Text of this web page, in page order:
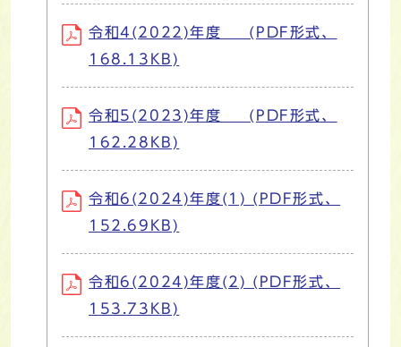
令和4(2022)年度 (PDF形式、
168.13KB)
令和5(2023)年度 (PDF形式、
162.28KB)
令和6(2024)年度(1) (PDF形式、
152.69KB)
令和6(2024)年度(2) (PDF形式、
153.73KB)